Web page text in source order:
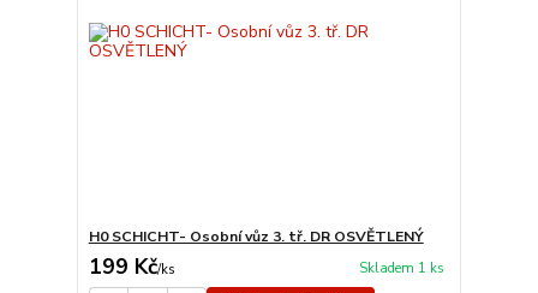
H0 SCHICHT- Osobní vůz 3. tř. DR OSVĚTLENÝ
199 Kč/ks Skladem 1 ks